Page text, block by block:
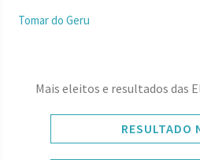
Tomar do Geru
Mais eleitos e resultados das
RESULTADO